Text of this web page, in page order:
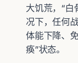
大饥荒，“白
况下，任何
体能下降、
痪”状态。